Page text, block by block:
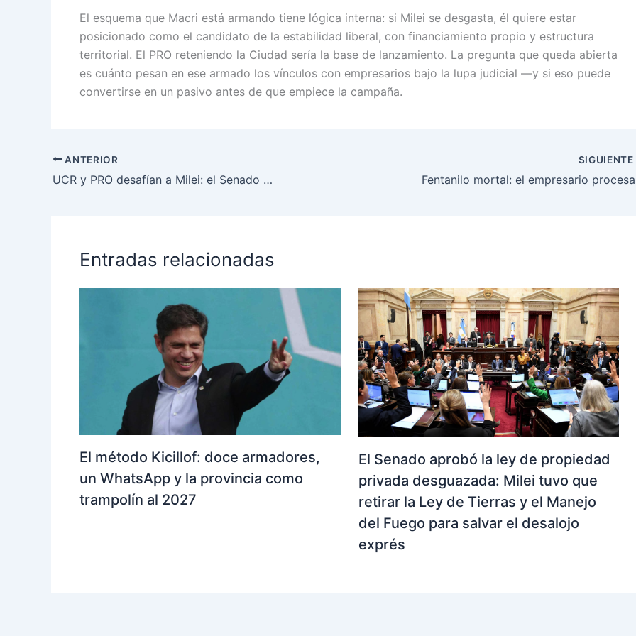
El esquema que Macri está armando tiene lógica interna: si Milei se desgasta, él quiere estar
posicionado como el candidato de la estabilidad liberal, con financiamiento propio y estructura
territorial. El PRO reteniendo la Ciudad sería la base de lanzamiento. La pregunta que queda abierta
es cuánto pesan en ese armado los vínculos con empresarios bajo la lupa judicial —y si eso puede
convertirse en un pasivo antes de que empiece la campaña.
ANTERIOR
UCR y PRO desafían a Milei: el Senado se rebela contra el retiro del pliego de la jueza federal para La Plata
SIGUIENTE
Entradas relacionadas
El método Kicillof: doce armadores,
un WhatsApp y la provincia como
trampolín al 2027
El Senado aprobó la ley de propiedad
privada desguazada: Milei tuvo que
retirar la Ley de Tierras y el Manejo
del Fuego para salvar el desalojo
exprés